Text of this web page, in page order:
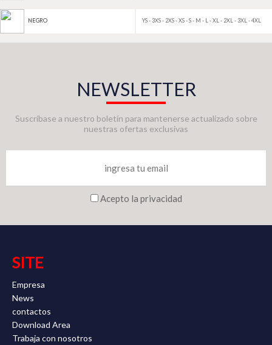
NEGRO YS - 3XS - 2XS - XS - S - M - L - XL - 2XL - 3XL - 4XL
NEWSLETTER
Suscríbase a nuestro boletín para mantenerse actualizado sobre
nuestras ofertas exclusivas
Acepto la privacidad
SITE
Empresa
News
contactos
Download Area
Trabaja con nosotros